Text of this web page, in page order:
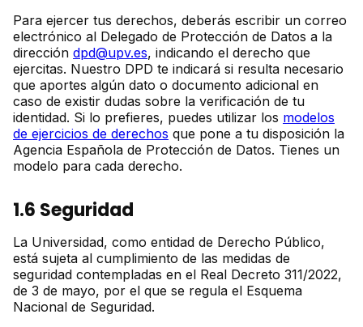
Para ejercer tus derechos, deberás escribir un correo
electrónico al Delegado de Protección de Datos a la
dirección dpd@upv.es, indicando el derecho que
ejercitas. Nuestro DPD te indicará si resulta necesario
que aportes algún dato o documento adicional en
caso de existir dudas sobre la verificación de tu
identidad. Si lo prefieres, puedes utilizar los modelos
de ejercicios de derechos que pone a tu disposición la
Agencia Española de Protección de Datos. Tienes un
modelo para cada derecho.
1.6 Seguridad
La Universidad, como entidad de Derecho Público,
está sujeta al cumplimiento de las medidas de
seguridad contempladas en el Real Decreto 311/2022,
de 3 de mayo, por el que se regula el Esquema
Nacional de Seguridad.